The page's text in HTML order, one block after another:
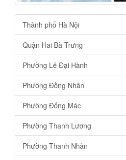
Thành phố Hà Nội
Quận Hai Bà Trưng
Phường Lê Đại Hành
Phường Đồng Nhân
Phường Đống Mác
Phường Thanh Lương
Phường Thanh Nhàn